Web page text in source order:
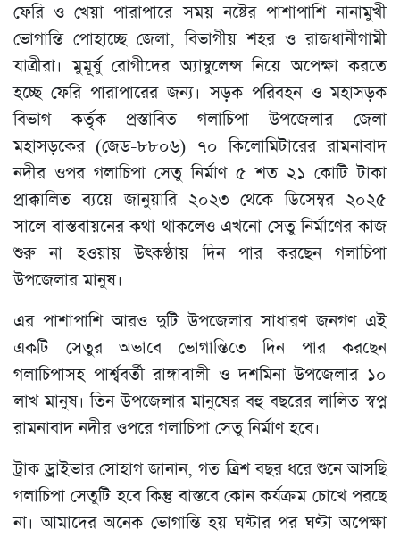
ফেরি ও খেয়া পারাপারে সময় নষ্টের পাশাপাশি নানামুখী
ভোগান্তি পোহাচ্ছে জেলা, বিভাগীয় শহর ও রাজধানীগামী
যাত্রীরা। মুমূর্ষু রোগীদের অ্যাম্বুলেন্স নিয়ে অপেক্ষা করতে
হচ্ছে ফেরি পারাপারের জন্য। সড়ক পরিবহন ও মহাসড়ক
বিভাগ কর্তৃক প্রস্তাবিত গলাচিপা উপজেলার জেলা
মহাসড়কের (জেড-৮৮০৬) ৭০ কিলোমিটারের রামনাবাদ
নদীর ওপর গলাচিপা সেতু নির্মাণ ৫ শত ২১ কোটি টাকা
প্রাক্কালিত ব্যয়ে জানুয়ারি ২০২৩ থেকে ডিসেম্বর ২০২৫
সালে বাস্তবায়নের কথা থাকলেও এখনো সেতু নির্মাণের কাজ
শুরু না হওয়ায় উৎকণ্ঠায় দিন পার করছেন গলাচিপা
উপজেলার মানুষ।
এর পাশাপাশি আরও দুটি উপজেলার সাধারণ জনগণ এই
একটি সেতুর অভাবে ভোগান্তিতে দিন পার করছেন
গলাচিপাসহ পার্শ্ববর্তী রাঙ্গাবালী ও দশমিনা উপজেলার ১০
লাখ মানুষ। তিন উপজেলার মানুষের বহু বছরের লালিত স্বপ্ন
রামনাবাদ নদীর ওপরে গলাচিপা সেতু নির্মাণ হবে।
ট্রাক ড্রাইভার সোহাগ জানান, গত ত্রিশ বছর ধরে শুনে আসছি
গলাচিপা সেতুটি হবে কিন্তু বাস্তবে কোন কর্যক্রম চোখে পরছে
না। আমাদের অনেক ভোগান্তি হয় ঘণ্টার পর ঘণ্টা অপেক্ষা